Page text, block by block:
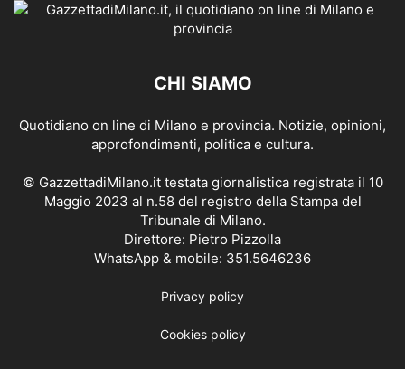
CHI SIAMO
Quotidiano on line di Milano e provincia. Notizie, opinioni,
approfondimenti, politica e cultura.
© GazzettadiMilano.it testata giornalistica registrata il 10
Maggio 2023 al n.58 del registro della Stampa del
Tribunale di Milano.
Direttore: Pietro Pizzolla
WhatsApp & mobile: 351.5646236
Privacy policy
Cookies policy